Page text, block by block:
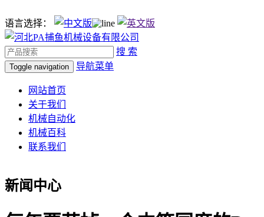
语言选择：
搜 索
Toggle navigation 导航菜单
网站首页
关于我们
机械自动化
机械百科
联系我们
新闻中心